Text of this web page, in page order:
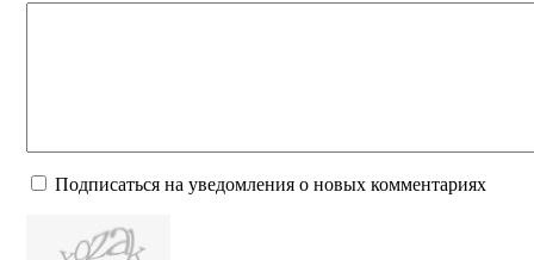
Подписаться на уведомления о новых комментариях